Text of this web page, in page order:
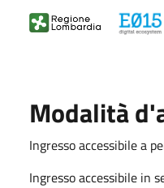
Modalità
Ingresso accessibile a
Ingresso accessibile in